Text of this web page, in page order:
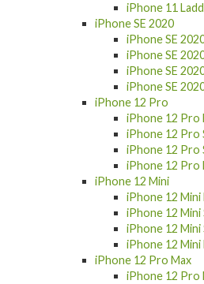
iPhone 11
iPhone SE 2020
iPhone SE
iPhone SE
iPhone SE
iPhone SE
iPhone 12 Pro
iPhone 12 Pro
iPhone 12 Pro
iPhone 12 Pro
iPhone 12 Pro
iPhone 12 Mini
iPhone 12 Mini
iPhone 12 Mini
iPhone 12 Mini
iPhone 12
iPhone 12 Pro Max
iPhone 12 Pro